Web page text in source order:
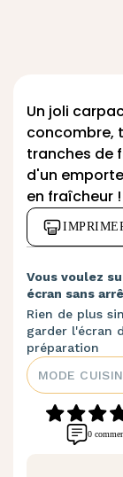
Un joli
concombre,
tranches de
d'un
en fraîcheur !
Vous voulez
écran sans
Rien de plus
garder l'écran
préparation
MODE
0